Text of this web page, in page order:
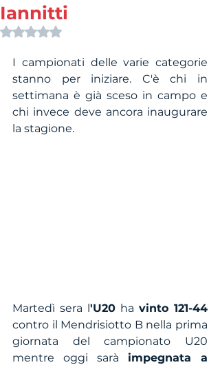
Iannitti
Valutazione NaN stelle su 5.
I campionati delle varie categorie
stanno per iniziare. C'è chi in
settimana è già sceso in campo e
chi invece deve ancora inaugurare
la stagione.
Martedì sera l 'U20 ha vinto 121-44
contro il Mendrisiotto B nella prima
giornata del campionato U20
mentre oggi sarà impegnata a